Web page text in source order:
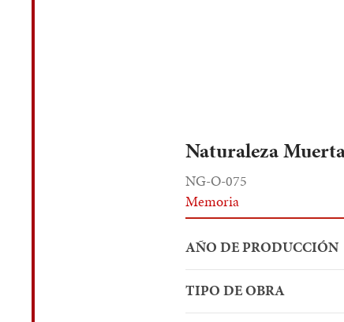
Naturaleza
NG-O-075
Memoria
AÑO DE PRODUCCIÓN
TIPO DE OBRA